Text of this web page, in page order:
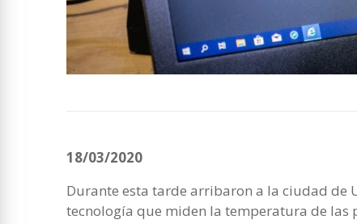
18/03/2020
Durante esta tarde arribaron a la ciudad de
tecnología que miden la temperatura de las